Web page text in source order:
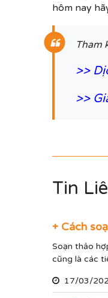
hôm nay
Tham
>>
>>
Tin
+ Cách
Soạn thảo
cũng là các
17/03/